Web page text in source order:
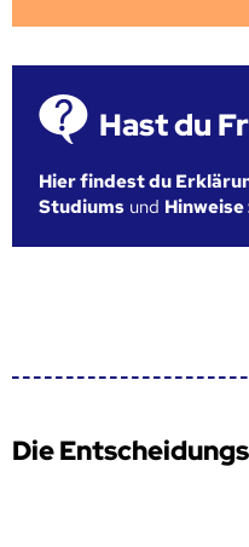
Hast du
Hier findest du
Studiums und
Die